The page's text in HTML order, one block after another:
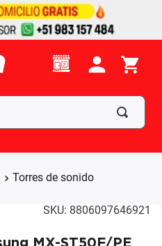
Torres de sonido
SKU: 8806097646921
MX-ST50F/PE